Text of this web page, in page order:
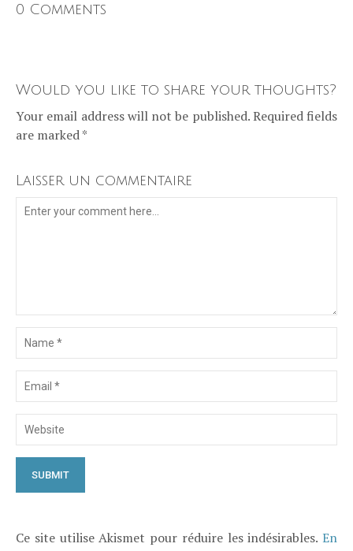
0 Comments
Would you like to share your thoughts?
Your email address will not be published. Required fields
are marked *
Laisser un commentaire
Ce site utilise Akismet pour réduire les indésirables. En